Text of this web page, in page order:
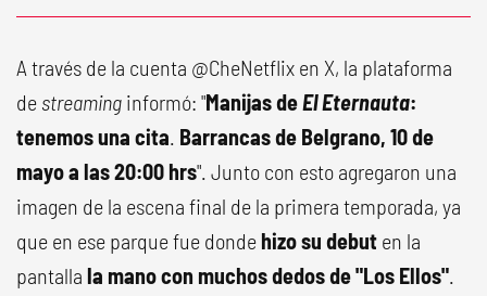
A través de la cuenta @CheNetflix en X, la plataforma
de streaming informó: "Manijas deEl Eternauta:
tenemos una cita. Barrancas de Belgrano, 10 de
mayo a las 20:00 hrs". Junto con esto agregaron una
imagen de la escena final de la primera temporada, ya
que en ese parque fue donde hizo su debut en la
pantalla la mano con muchos dedos de "Los Ellos".